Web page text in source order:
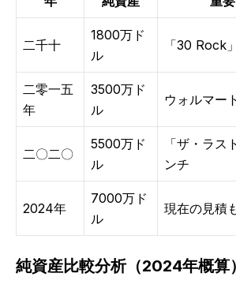
二千十
1800万ド
ル
「30 Rock
二零一五
年
3500万ド
ル
ウォルマー
二〇二〇
5500万ド
ル
「ザ・ラス
ンチ
2024年
7000万ド
ル
現在の見積
純資産比較分析（2024年概算